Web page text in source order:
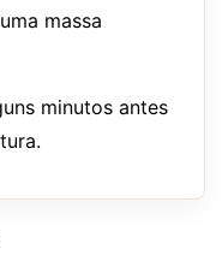
massa
minutos antes